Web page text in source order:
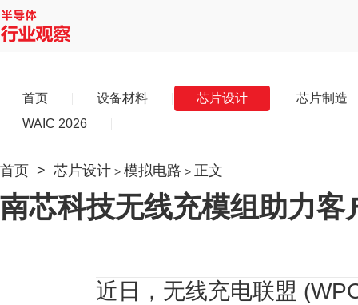
首页 设备材料 芯片设计
芯片制造
WAIC 2026
首页 > 芯片设计 > 模拟电路 > 正文
南芯科技无线充模组助力
近日，无线充电联盟